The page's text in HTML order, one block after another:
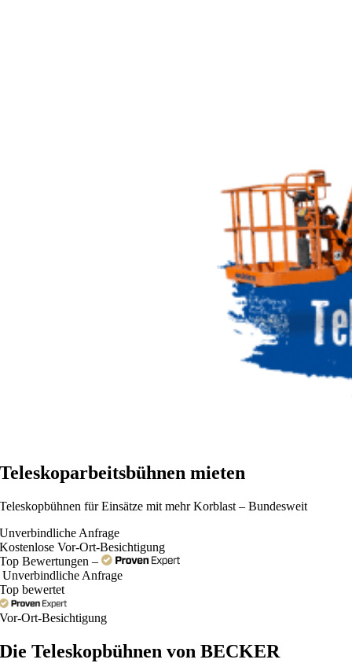
Teleskoparbeitsbühnen mieten
Teleskopbühnen für Einsätze mit mehr Korblast – Bundesweit
Unverbindliche Anfrage
Kostenlose Vor-Ort-Besichtigung
Top Bewertungen –
Unverbindliche Anfrage
Top bewertet
Vor-Ort-Besichtigung
Die Teleskopbühnen von BECKER